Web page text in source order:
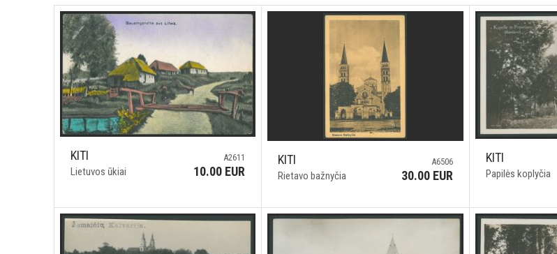
KITI
Lietuvos ūkiai
A2611
10.00 EUR
KITI
Rietavo bažnyčia
A6506
30.00 EUR
KITI
Papilės koplyčia